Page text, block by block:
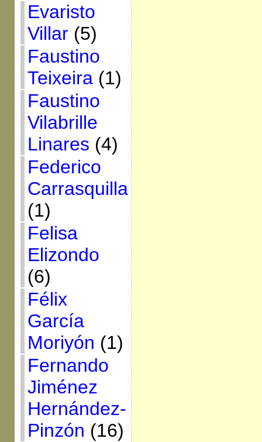
Evaristo
Villar(5)
Faustino
Teixeira(1)
Faustino
Vilabrille
Linares (4)
Federico
Carrasquilla
(1)
Felisa
Elizondo
(6)
Félix
García
Moriyón (1)
Fernando
Jiménez
Hernández-
Pinzón (16)